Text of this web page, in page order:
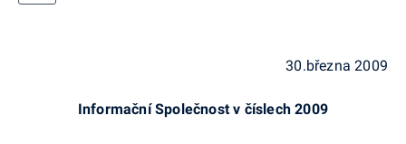
30.března 2009
Informační Společnost v číslech 2009